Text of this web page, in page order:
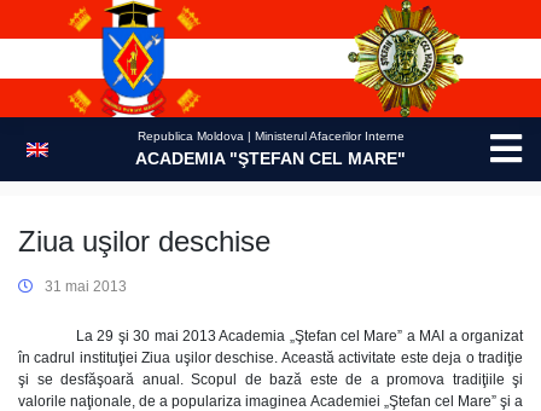
Republica Moldova | Ministerul Afacerilor Interne
ACADEMIA "ŞTEFAN CEL MARE"
Ziua uşilor deschise
31 mai 2013
La 29 şi 30 mai 2013 Academia „Ştefan cel Mare” a MAI a organizat
în cadrul instituţiei Ziua uşilor deschise. Această activitate este deja o tradiţie
şi se desfăşoară anual. Scopul de bază este de a promova tradiţiile şi
valorile naţionale, de a populariza imaginea Academiei „Ştefan cel Mare” şi a